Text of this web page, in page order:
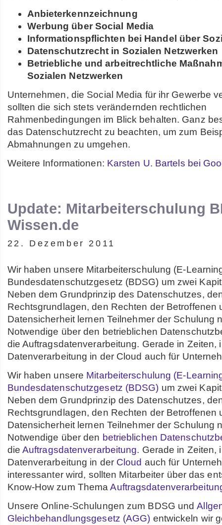
Anbieterkennzeichnung
Werbung über Social Media
Informationspflichten bei Handel über
Datenschutzrecht in Sozialen Netzwerken
Betriebliche und arbeitrechtliche
Sozialen Netzwerken
Unternehmen, die Social Media für ihr Gewerbe
sollten die sich stets verändernden rechtlichen
Rahmenbedingungen im Blick behalten. Ganz
das Datenschutzrecht zu beachten, um zum
Abmahnungen zu umgehen.
Weitere Informationen: Karsten U. Bartels bei
Update: Mitarbeiterschulung
Wissen.de
22. Dezember 2011
Wir haben unsere Mitarbeiterschulung (E-
Bundesdatenschutzgesetz (BDSG) um zwei
Neben dem Grundprinzip des Datenschutzes,
Rechtsgrundlagen, den Rechten der Betroffenen
Datensicherheit lernen Teilnehmer der Schulung
Notwendige über den betrieblichen
die Auftragsdatenverarbeitung. Gerade in Zeiten,
Datenverarbeitung in der Cloud auch für
Wir haben unsere Mitarbeiterschulung (E-
Bundesdatenschutzgesetz (BDSG) um zwei
Neben dem Grundprinzip des Datenschutzes,
Rechtsgrundlagen, den Rechten der Betroffenen
Datensicherheit lernen Teilnehmer der Schulung
Notwendige über den betrieblichen
die Auftragsdatenverarbeitung. Gerade in Zeiten,
Datenverarbeitung in der Cloud auch für
interessanter wird, sollten Mitarbeiter über das
Know-How zum Thema
Unsere Online-Schulungen zum BDSG und
Gleichbehandlungsgesetz (AGG) entwickeln wir